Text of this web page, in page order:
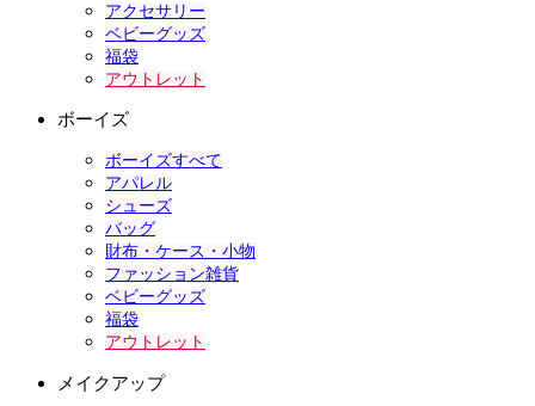
アクセサリー
ベビーグッズ
福袋
アウトレット
ボーイズ
ボーイズすべて
アパレル
シューズ
バッグ
財布・ケース・小物
ファッション雑貨
ベビーグッズ
福袋
アウトレット
メイクアップ